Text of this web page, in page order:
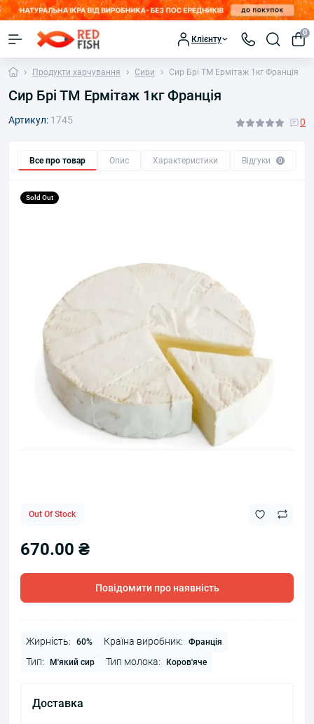
Клієнту
0
Продукти харчування Сири Сир Брі ТМ Ермітаж 1кг Франція
Сир Брі ТМ Ермітаж 1кг Франція
Артикул: 1745 0
Все про товар Опис Характеристики Відгуки 0
Sold Out
Out Of Stock
670.00 ₴
Повідомити про наявність
Жирність: 60% Країна виробник: Франція
Тип: М'який сир Тип молока: Коров'яче
Доставка